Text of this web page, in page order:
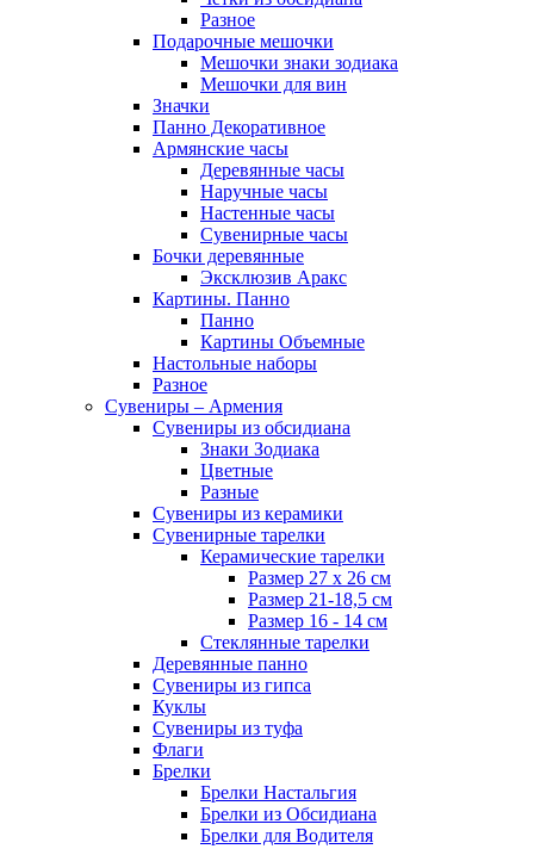
Разное
Подарочные мешочки
Мешочки знаки зодиака
Мешочки для вин
Значки
Панно Декоративное
Армянские часы
Деревянные часы
Наручные часы
Настенные часы
Сувенирные часы
Бочки деревянные
Эксклюзив Аракс
Картины. Панно
Панно
Картины Объемные
Настольные наборы
Разное
Сувениры – Армения
Сувениры из обсидиана
Знаки Зодиака
Цветные
Разные
Сувениры из керамики
Сувенирные тарелки
Керамические тарелки
Размер 27 х 26 см
Размер 21-18,5 см
Размер 16 - 14 см
Стеклянные тарелки
Деревянные панно
Сувениры из гипса
Куклы
Сувениры из туфа
Флаги
Брелки
Брелки Настальгия
Брелки из Обсидиана
Брелки для Водителя